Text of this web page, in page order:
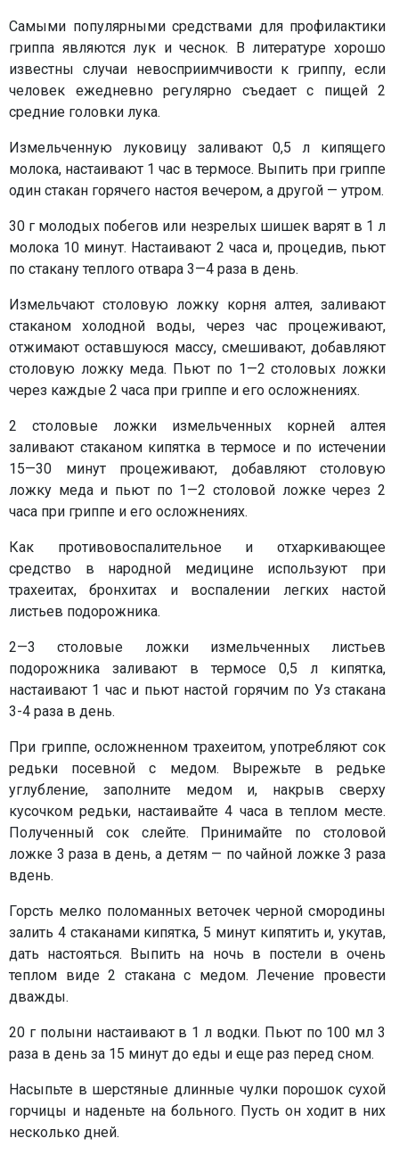
Самыми популярными средствами для профилактики
гриппа являются лук и чеснок. В литературе хорошо
известны случаи невосприимчивости к гриппу, если
человек ежедневно регулярно съедает с пищей 2
средние головки лука.
Измельченную луковицу заливают 0,5 л кипящего
молока, настаивают 1 час в термосе. Выпить при гриппе
один стакан горячего настоя вечером, а другой — утром.
30 г молодых побегов или незрелых шишек варят в 1 л
молока 10 минут. Настаивают 2 часа и, процедив, пьют
по стакану теплого отвара 3—4 раза в день.
Измельчают столовую ложку корня алтея, заливают
стаканом холодной воды, через час процеживают,
отжимают оставшуюся массу, смешивают, добавляют
столовую ложку меда. Пьют по 1—2 столовых ложки
через каждые 2 часа при гриппе и его осложнениях.
2 столовые ложки измельченных корней алтея
заливают стаканом кипятка в термосе и по истечении
15—30 минут процеживают, добавляют столовую
ложку меда и пьют по 1—2 столовой ложке через 2
часа при гриппе и его осложнениях.
Как противовоспалительное и отхаркивающее
средство в народной медицине используют при
трахеитах, бронхитах и воспалении легких настой
листьев подорожника.
2—3 столовые ложки измельченных листьев
подорожника заливают в термосе 0,5 л кипятка,
настаивают 1 час и пьют настой горячим по Уз стакана
3-4 раза в день.
При гриппе, осложненном трахеитом, употребляют сок
редьки посевной с медом. Вырежьте в редьке
углубление, заполните медом и, накрыв сверху
кусочком редьки, настаивайте 4 часа в теплом месте.
Полученный сок слейте. Принимайте по столовой
ложке 3 раза в день, а детям — по чайной ложке 3 раза
вдень.
Горсть мелко поломанных веточек черной смородины
залить 4 стаканами кипятка, 5 минут кипятить и, укутав,
дать настояться. Выпить на ночь в постели в очень
теплом виде 2 стакана с медом. Лечение провести
дважды.
20 г полыни настаивают в 1 л водки. Пьют по 100 мл 3
раза в день за 15 минут до еды и еще раз перед сном.
Насыпьте в шерстяные длинные чулки порошок сухой
горчицы и наденьте на больного. Пусть он ходит в них
несколько дней.